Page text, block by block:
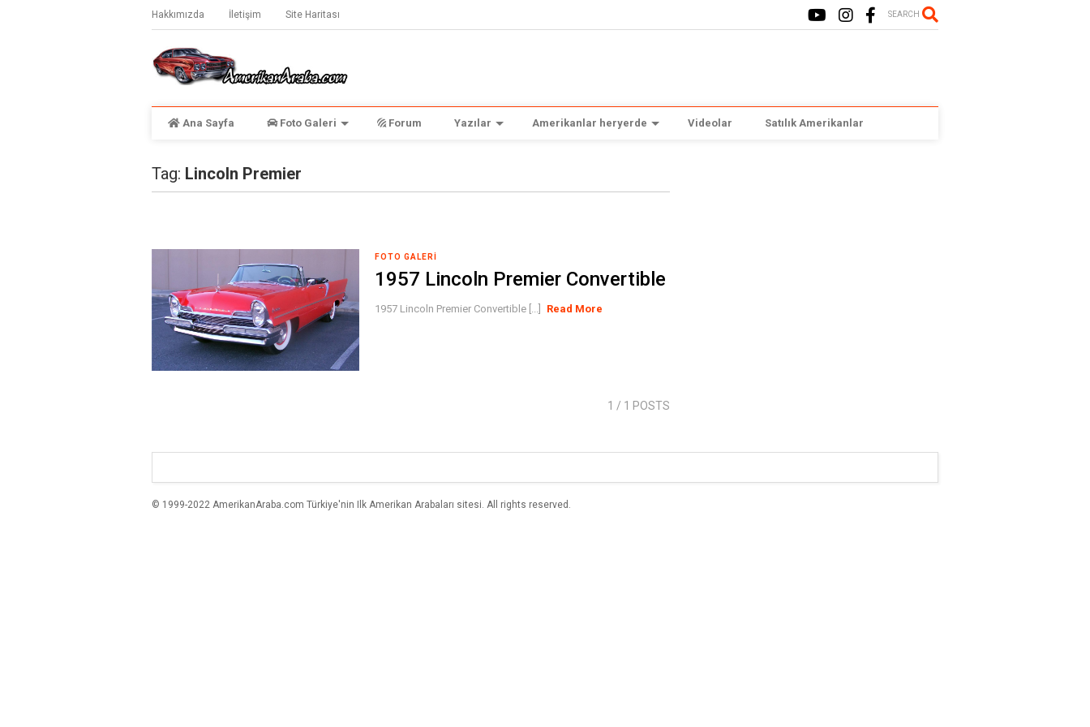
Hakkımızda İletişim Site Haritası SEARCH
Ana Sayfa Foto Galeri Forum Yazılar Amerikanlar heryerde Videolar Satılık Amerikanlar
Tag: Lincoln Premier
FOTO GALERI
1957 Lincoln Premier Convertible
1957 Lincoln Premier Convertible [...] Read More
1 / 1 POSTS
© 1999-2022 AmerikanAraba.com Türkiye'nin Ilk Amerikan Arabaları sitesi. All rights reserved.